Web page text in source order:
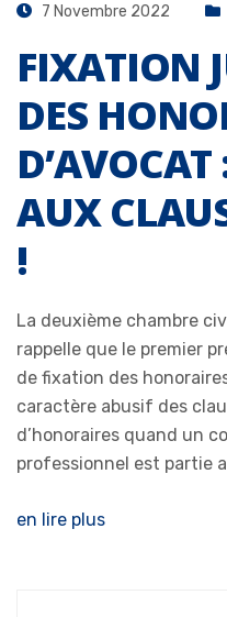
7 Novembre 2022
FIXATION
DES
AUX
!
La deuxième chambre
rappelle que le premier
de fixation des
caractère abusif des
d’honoraires quand un
professionnel est partie
en lire plus